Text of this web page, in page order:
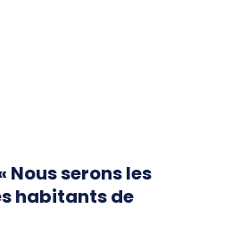
Nous serons les
habitants de